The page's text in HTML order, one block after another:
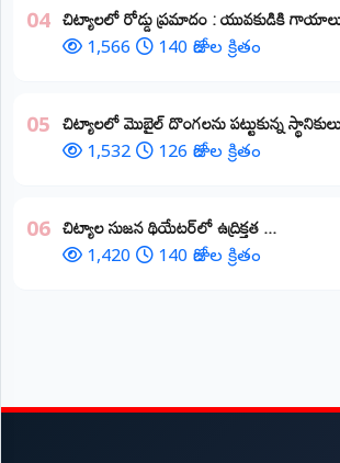
04 చిట్యాలలో రోడ్డు ప్రమాదం : యువకుడికి
1,566 140 రోజుల క్రితం
05 చిట్యాలలో మొబైల్ దొంగలను పట్టుకున్న
1,532 126 రోజుల క్రితం
06 చిట్యాల సుజన థియేటర్‌లో ఉద్రిక్తత ...
1,420 140 రోజుల క్రితం